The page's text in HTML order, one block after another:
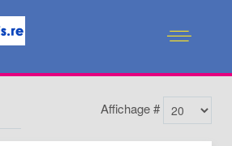
Affichage #